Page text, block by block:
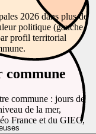
2026 dans plus de
politique (gauche,
profil territorial
commune
commune : jours de
de la mer,
France et du GIEC,